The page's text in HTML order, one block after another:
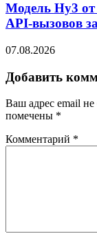
Модель Hy3 от
API-вызовов
07.08.2026
Добавить
Ваш адрес email не
помечены *
Комментарий *